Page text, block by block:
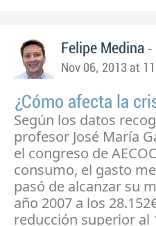
Felipe Medina -
Nov 06, 2013 at
¿Cómo afecta la
Según los datos
profesor José María
el congreso de
consumo, el gasto
pasó de alcanzar su
año 2007 a los
reducción superior al